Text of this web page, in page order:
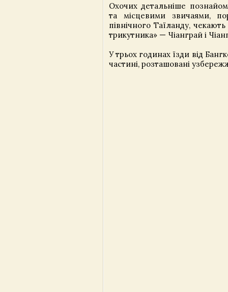
Охочих детальніше
та місцевими звичаями,
північного Таїланду,
трикутника» — Чіанграй і
У трьох годинах їзди від
частині, розташовані